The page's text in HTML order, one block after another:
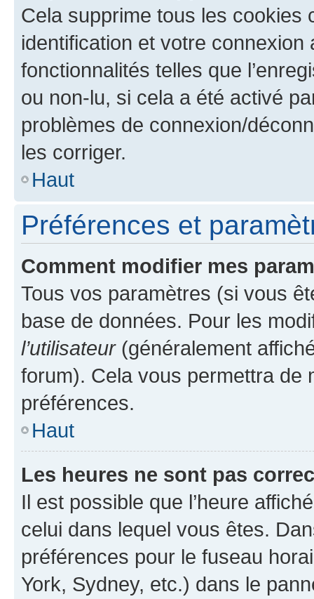
Cela supprime tous les cookies
identification et votre
fonctionnalités telles que
ou non-lu, si cela a été activé
problèmes de connexion/
les corriger.
Haut
Préférences et
Comment modifier mes
Tous vos paramètres (si vous
base de données. Pour les
l’utilisateur(généralement
forum). Cela vous permettra de
préférences.
Haut
Les heures ne sont pas
Il est possible que l’heure
celui dans lequel vous êtes.
préférences pour le fuseau
York, Sydney, etc.) dans le